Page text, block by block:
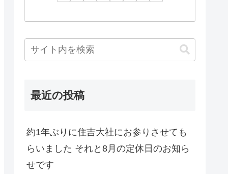
最近の投稿
約1年ぶりに住吉大社にお参りさせても
らいました それと8月の定休日のお知ら
せです